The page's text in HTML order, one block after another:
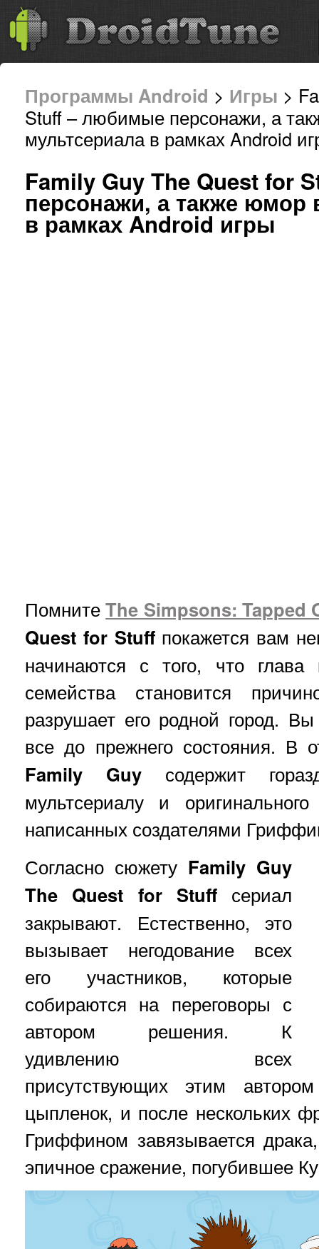
Программы Android > Игры >
Stuff – любимые персонажи, а
мультсериала в рамках Android
Family Guy The Quest for
персонажи, а также юмор
в рамках Android игры
ПомнитеThe Simpsons: Tapped
Quest for Stuffпокажется вам
начинаются с того, что глава
семейства становится
разрушает его родной город.
все до прежнего состояния. В
Family Guyсодержит
мультсериалу и
написанных создателями
Согласно сюжету Family Guy
The Quest for Stuffсериал
закрывают. Естественно, это
вызывает негодование всех
его участников, которые
собираются на переговоры с
автором решения. К
удивлению всех
присутствующих этим автором
цыпленок, и после нескольких
Гриффином завязывается
эпичное сражение, погубившее